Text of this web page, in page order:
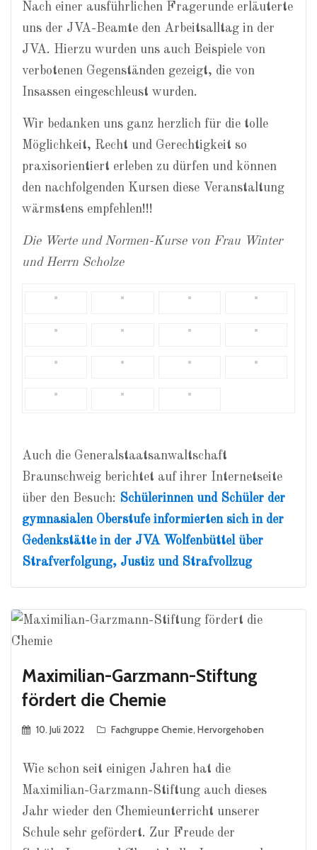
Nach einer ausführlichen Fragerunde erläuterte
uns der JVA-Beamte den Arbeitsalltag in der
JVA. Hierzu wurden uns auch Beispiele von
verbotenen Gegenständen gezeigt, die von
Insassen eingeschleust wurden.
Wir bedanken uns ganz herzlich für die tolle
Möglichkeit, Recht und Gerechtigkeit so
praxisorientiert erleben zu dürfen und können
den nachfolgenden Kursen diese Veranstaltung
wärmstens empfehlen!!!
Die Werte und Normen-Kurse von Frau Winter
und Herrn Scholze
Auch die Generalstaatsanwaltschaft
Braunschweig berichtet auf ihrer Internetseite
über den Besuch: Schülerinnen und Schüler der
gymnasialen Oberstufe informierten sich in der
Gedenkstätte in der JVA Wolfenbüttel über
Strafverfolgung, Justiz und Strafvollzug
Maximilian-Garzmann-Stiftung
fördert die Chemie
10. Juli 2022 Fachgruppe Chemie, Hervorgehoben
Wie schon seit einigen Jahren hat die
Maximilian-Garzmann-Stiftung auch dieses
Jahr wieder den Chemieunterricht unserer
Schule sehr gefördert. Zur Freude der